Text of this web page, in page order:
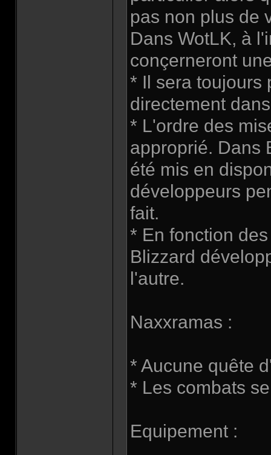
pas non plus de
Dans WotLK, à
conçerneront
* Il sera toujours
directement
* L'ordre des
approprié. Dans
été mis en
développeurs
fait.
* En fonction
Blizzard
l'autre.
Naxxramas :
* Aucune quête
* Les combats
Equipement :